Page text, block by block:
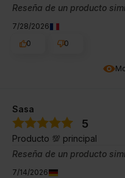
Reseña de un producto
7/28/2026
0
0
Sasa
5
Producto 💯 principal
Reseña de un producto
7/14/2026